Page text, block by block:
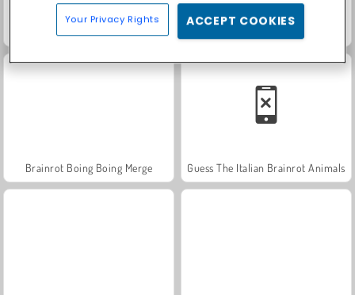
Labubu and Treasures: Fun Adventure
Brainrot Boing Boing Merge Guess The Italian Brainrot Animals
Your Privacy Rights ACCEPT COOKIES